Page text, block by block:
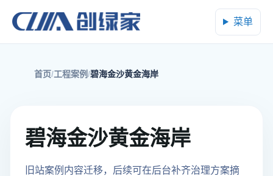
菜单
首页 工程案例 碧海金沙黄金海岸
碧海金沙黄金海岸
旧站案例内容迁移，后续可在后台补齐治理方案摘